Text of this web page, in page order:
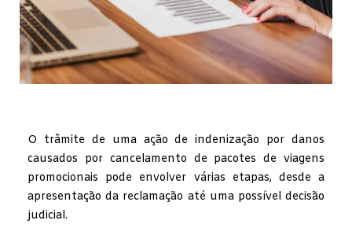
O trâmite de uma ação de indenização por danos
causados por cancelamento de pacotes de viagens
promocionais pode envolver várias etapas, desde a
apresentação da reclamação até uma possível decisão
judicial.